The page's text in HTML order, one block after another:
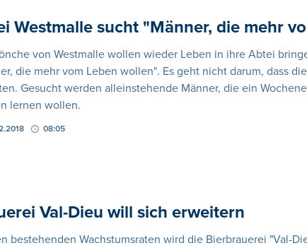
Westmalle sucht "Männer, die mehr
von Westmalle wollen wieder Leben in ihre Abtei
die mehr vom Leben wollen". Es geht nicht darum, dass
Gesucht werden alleinstehende Männer, die ein
lernen wollen.
08:05
Val-Dieu will sich erweitern
bestehenden Wachstumsraten wird die Bierbrauerei "Val-